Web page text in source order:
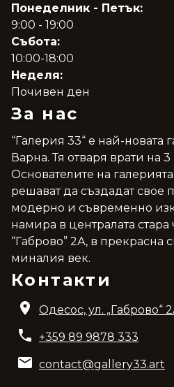
Понеделник - Петък:
9:00 - 19:00
Събота:
10:00-18:00
Неделя:
Почивен ден
За нас
“Галерия 33“ е най-новата
Варна. Тя отваря врати на 3
Основателите на
решават да създадат свое
модерно и съвременно
намира в централата стара
“Габрово” 2А, в прекрасна
миналия век.
Контакти
Одесос, ул. „Габрово“
+359 89 9878 333
contact@gallery33.art